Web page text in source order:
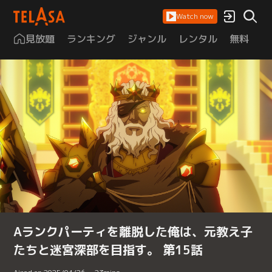
Watch now
見放題 ランキング ジャンル レンタル 無料
Aランクパーティを離脱した俺は、元教え子
たちと迷宮深部を目指す。 第15話